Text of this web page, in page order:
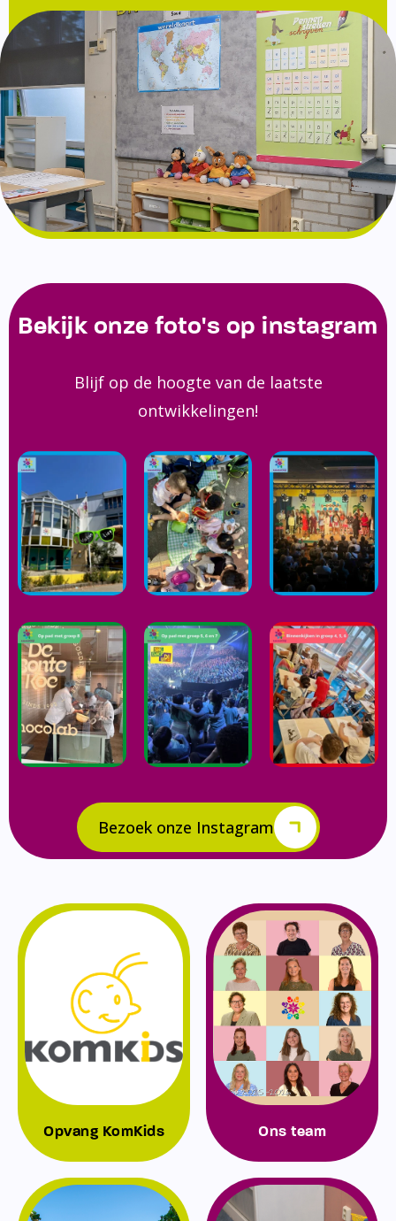
Bekijk onze foto's op instagram
Blijf op de hoogte van de laatste
ontwikkelingen!
Bezoek onze Instagram
Opvang KomKids Ons team